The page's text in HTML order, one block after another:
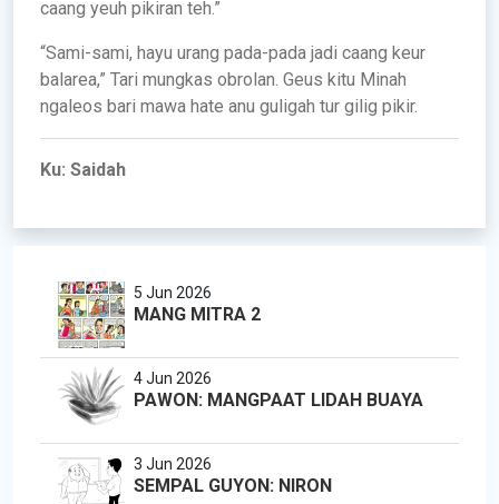
caang yeuh pikiran teh.”
“Sami-sami, hayu urang pada-pada jadi caang keur
balarea,” Tari mungkas obrolan. Geus kitu Minah
ngaleos bari mawa hate anu guligah tur gilig pikir.
Ku: Saidah
5 Jun 2026
MANG MITRA 2
4 Jun 2026
PAWON: MANGPAAT LIDAH BUAYA
3 Jun 2026
SEMPAL GUYON: NIRON